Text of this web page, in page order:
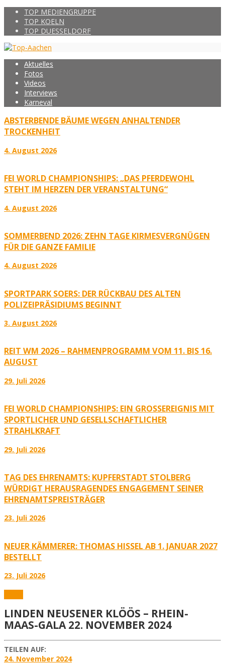
TOP MEDIENGRUPPE
TOP KOELN
TOP DUESSELDORF
Aktuelles
Fotos
Videos
Interviews
Karneval
ABSTERBENDE BÄUME WEGEN ANHALTENDER
TROCKENHEIT
4. August 2026
FEI WORLD CHAMPIONSHIPS: „DAS PFERDEWOHL
STEHT IM HERZEN DER VERANSTALTUNG“
4. August 2026
SOMMERBEND 2026: ZEHN TAGE KIRMESVERGNÜGEN
FÜR DIE GANZE FAMILIE
4. August 2026
SPORTPARK SOERS: DER RÜCKBAU DES ALTEN
POLIZEIPRÄSIDIUMS BEGINNT
3. August 2026
REIT WM 2026 – RAHMENPROGRAMM VOM 11. BIS 16.
AUGUST
29. Juli 2026
FEI WORLD CHAMPIONSHIPS: EIN GROSSEREIGNIS MIT S
PORTLICHER UND GESELLSCHAFTLICHER S
TRAHLKRAFT
29. Juli 2026
TAG DES EHRENAMTS: KUPFERSTADT STOLBERG
WÜRDIGT HERAUSRAGENDES ENGAGEMENT SEINER
EHRENAMTSPREISTRÄGER
23. Juli 2026
NEUER KÄMMERER: THOMAS HISSEL AB 1. JANUAR 2027
BESTELLT
23. Juli 2026
LINDEN NEUSENER KLÖÖS – RHEIN-
MAAS-GALA 22. NOVEMBER 2024
TEILEN AUF:
24. November 2024